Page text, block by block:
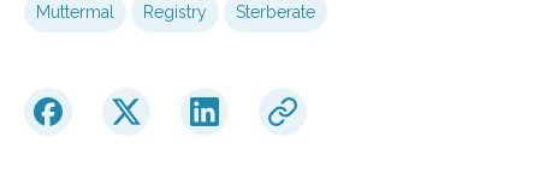
Muttermal Registry Sterberate